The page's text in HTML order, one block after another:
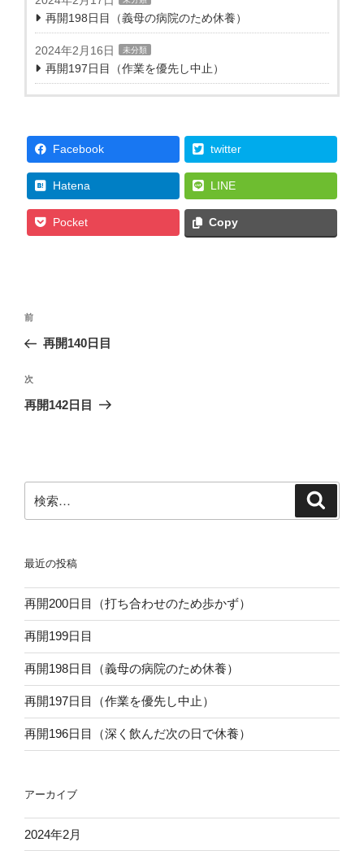
再開198日目（義母の病院のため休養）
2024年2月16日 未分類
再開197日目（作業を優先し中止）
Facebook twitter
Hatena LINE
Pocket Copy
投
ナ
ビ
ゲ
ン
前
の
稿
前
再開140日目
次
の
次
再開142日目
索:
最近の投稿
再開200日目（打ち合わせのため歩かず）
再開199日目
再開198日目（義母の病院のため休養）
再開197日目（作業を優先し中止）
再開196日目（深く飲んだ次の日で休養）
アーカイブ
2024年2月